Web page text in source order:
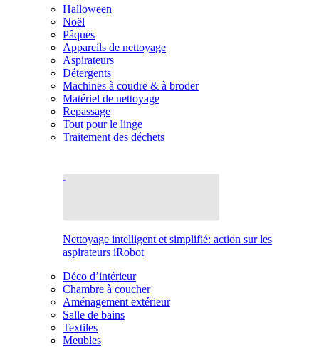
Halloween
Noël
Pâques
Appareils de nettoyage
Aspirateurs
Détergents
Machines à coudre & à broder
Matériel de nettoyage
Repassage
Tout pour le linge
Traitement des déchets
Nettoyage intelligent et simplifié: action sur les
aspirateurs iRobot
Déco d’intérieur
Chambre à coucher
Aménagement extérieur
Salle de bains
Textiles
Meubles